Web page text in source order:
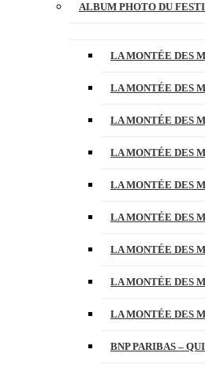
ALBUM PHOTO DU
LA MONTÉE DES
LA MONTÉE DES
LA MONTÉE DES
LA MONTÉE DES
LA MONTÉE DES
LA MONTÉE DES
LA MONTÉE DES
LA MONTÉE DES
LA MONTÉE DES
BNP PARIBAS –